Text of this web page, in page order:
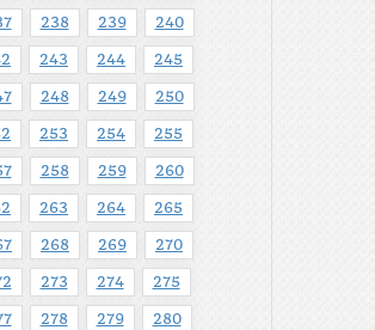
238 239 240
243 244 245
248 249 250
253 254 255
258 259 260
263 264 265
268 269 270
273 274 275
278 279 280